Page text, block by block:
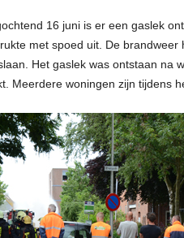
16 juni is er een gaslek
met spoed uit. De
Het gaslek was ontstaan na
Meerdere woningen zijn tijdens